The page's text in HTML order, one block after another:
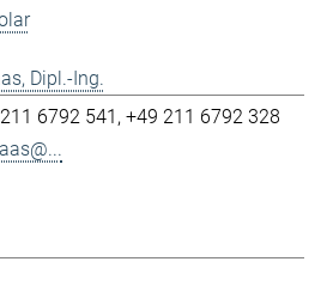
Dipl.-Ing.
6792 541 +49 211 6792 328